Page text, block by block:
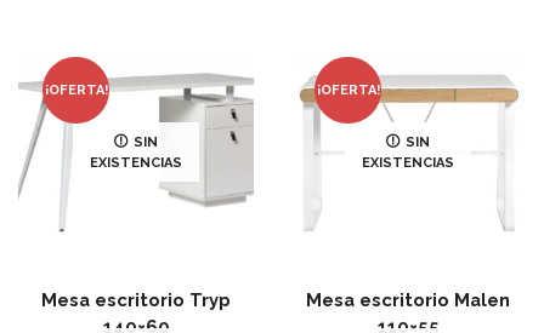
¡OFERTA!
SIN
EXISTENCIAS
Mesa escritorio Tryp
140×60
¡OFERTA!
SIN
EXISTENCIAS
Mesa escritorio Malen
110×55